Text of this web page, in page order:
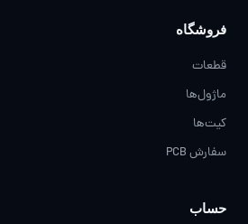
فروشگاه
قطعات
ماژول‌ها
کیت‌ها
سفارش PCB
حساب